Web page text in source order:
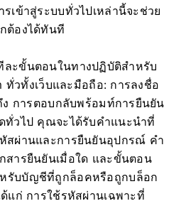
เข้าสู่ระบบทั่วไปเหล่านี้จะช่วย
ต้องได้ทันที
ละขั้นตอนในทางปฏิบัติสำหรับ
ทั่วทั้งเว็บและมือถือ: การลงชื่อ
ง การตอบกลับพร้อมท์การยืนยัน
ทั่วไป คุณจะได้รับคำแนะนำที่
สผ่านและการยืนยันอุปกรณ์ คำ
สารยืนยันเมื่อใด และขั้นตอน
รับบัญชีที่ถูกล็อคหรือถูกบล็อก
แก่ การใช้รหัสผ่านเฉพาะที่